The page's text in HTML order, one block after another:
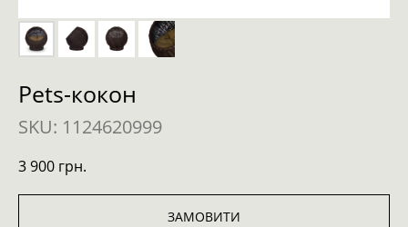
Pets-кокон
SKU: 1124620999
3 900 грн.
ЗАМОВИТИ